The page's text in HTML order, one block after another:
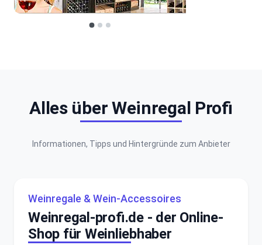
Alles über Weinregal Profi
Informationen, Tipps und Hintergründe zum Anbieter
Weinregale & Wein-Accessoires
Weinregal-profi.de - der Online-
Shop für Weinliebhaber